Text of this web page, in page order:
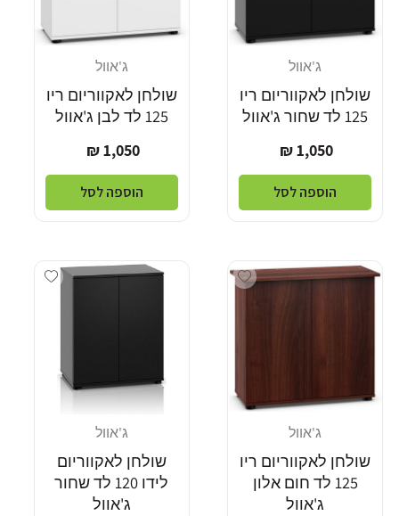
ג'אוול
שולחן לאקווריום ריו
125 לד שחור ג'אוול
מחיר
רגיל
1,050 ₪
הוספה לסל
ג'אוול
שולחן לאקווריום ריו
125 לד לבן ג'אוול
מחיר
רגיל
1,050 ₪
הוספה לסל
Add wishlist
ג'אוול
שולחן לאקווריום ריו
125 לד חום אלון
ג'אוול
Add wishlist
ג'אוול
שולחן לאקווריום
לידו 120 לד שחור
ג'אוול